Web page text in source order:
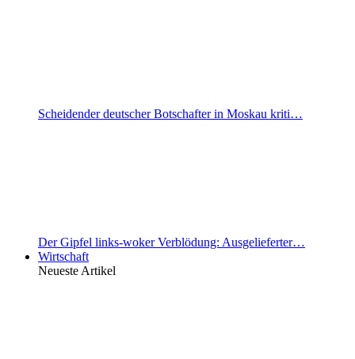
Scheidender deutscher Botschafter in Moskau kriti…
Der Gipfel links-woker Verblödung: Ausgelieferter…
Wirtschaft
Neueste Artikel